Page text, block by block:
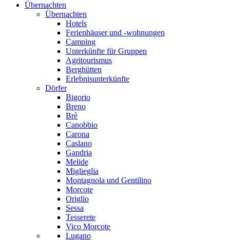
Übernachten
Übernachten
Hotels
Ferienhäuser und -wohnungen
Camping
Unterkünfte für Gruppen
Agritourismus
Berghütten
Erlebnisunterkünfte
Dörfer
Bigorio
Breno
Brè
Canobbio
Carona
Caslano
Gandria
Melide
Miglieglia
Montagnola und Gentilino
Morcote
Origlio
Sessa
Tesserete
Vico Morcote
Lugano